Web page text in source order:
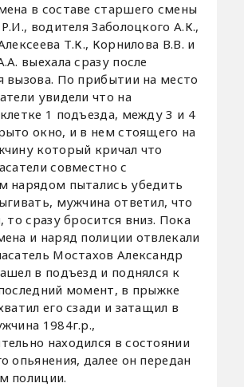
в составе старшего смены
водителя Заболоцкого А.К.,
Т.К., Корнилова В.В. и
выехала сразу после
вызова. По прибытии на место
увидели что на
1 подъезда, между 3 и 4
окно, и в нем стоящего на
который кричал что
совместно с
нарядом пытались убедить
мужчина ответил, что
то сразу бросится вниз. Пока
и наряд полиции отвлекали
Мостахов Александр
в подъезд и поднялся к
момент, в прыжке
его сзади и затащил в
1984г.р.,
находился в состоянии
опьянения, далее он передан
полиции.